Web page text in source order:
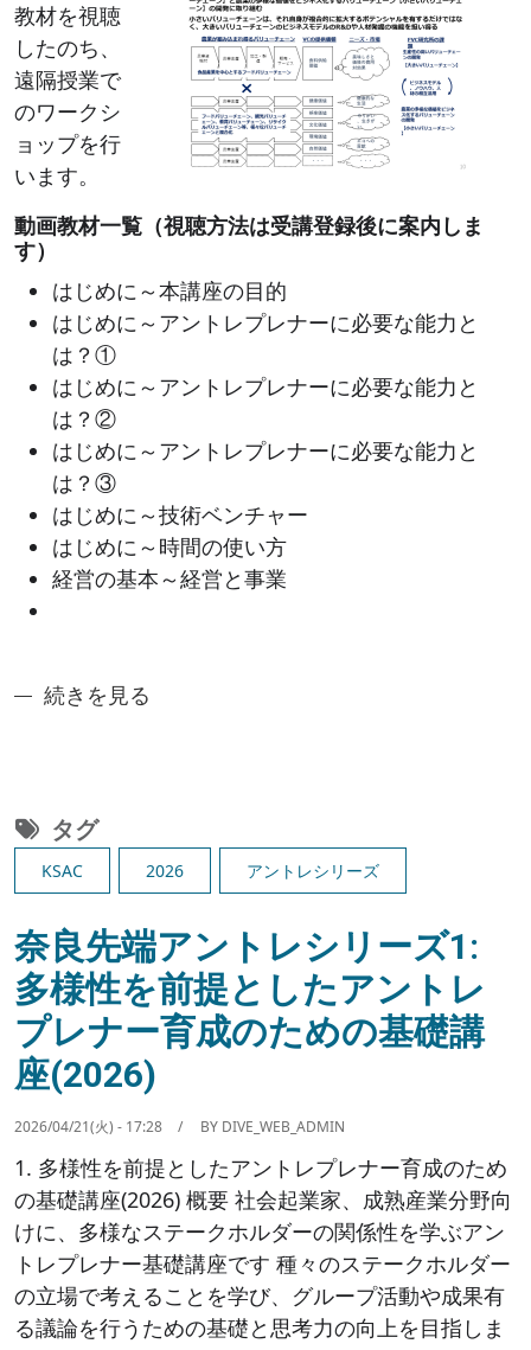
教材を視聴
したのち、
遠隔授業で
のワークシ
ョップを行
います。
動画教材一覧（視聴方法は受講登録後に案内しま
す）
はじめに～本講座の目的
はじめに～アントレプレナーに必要な能力と
は？①
はじめに～アントレプレナーに必要な能力と
は？②
はじめに～アントレプレナーに必要な能力と
は？③
はじめに～技術ベンチャー
はじめに～時間の使い方
経営の基本～経営と事業
奈良先端アントレシリーズ2：技術者の大学発ベ
続きを見る
タグ
KSAC 2026 アントレシリーズ
奈良先端アントレシリーズ1:
多様性を前提としたアントレ
プレナー育成のための基礎講
座(2026)
2026/04/21(火) - 17:28 BY DIVE_WEB_ADMIN
1. 多様性を前提としたアントレプレナー育成のため
の基礎講座(2026) 概要 社会起業家、成熟産業分野向
けに、多様なステークホルダーの関係性を学ぶアン
トレプレナー基礎講座です 種々のステークホルダー
の立場で考えることを学び、グループ活動や成果有
る議論を行うための基礎と思考力の向上を目指しま